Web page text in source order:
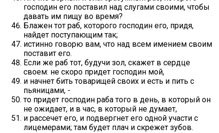
господин его поставил над слугами своими, чтобы
давать им пищу во время?
Блажен тот раб, которого господин его, придя,
найдет поступающим так;
истинно говорю вам, что над всем имением своим
поставит его.
Если же раб тот, будучи зол, скажет в сердце
своем: не скоро придет господин мой,
и начнет бить товарищей своих и есть и пить с
пьяницами, -
то придет господин раба того в день, в который он
не ожидает, и в час, в который не думает,
и рассечет его, и подвергнет его одной участи с
лицемерами; там будет плач и скрежет зубов.